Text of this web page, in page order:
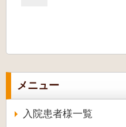
メニュー
入院患者様一覧